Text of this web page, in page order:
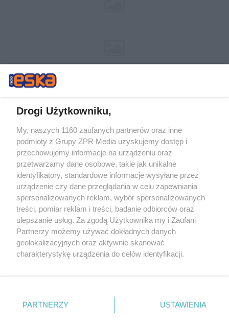
Żaden utwór zamieszczony w serwisie nie może być powielany i
rozpowszechniany lub dalej rozpowszechniany w jakikolwiek sposób (w
tym także elektroniczny lub mechaniczny) na jakimkolwiek polu
eksploatacji w jakiejkolwiek formie, włącznie z umieszczaniem w
Internecie bez pisemnej zgody właściciela praw. Jakiekolwiek użycie lub
wykorzystanie utworów w całości lub w części z naruszeniem prawa,
tzn. bez właściwej zgody, jest zabronione pod groźbą kary i może być
ścigane prawnie.
Drogi Użytkowniku,
My, naszych 1160 zaufanych partnerów oraz inne
podmioty z Grupy ZPR Media uzyskujemy dostęp i
przechowujemy informacje na urządzeniu oraz
przetwarzamy dane osobowe, takie jak unikalne
identyfikatory, standardowe informacje wysyłane przez
urządzenie czy dane przeglądania w celu zapewniania
spersonalizowanych reklam, wybór spersonalizowanych
treści, pomiar reklam i treści, badanie odbiorców oraz
ulepszanie usług. Za zgodą Użytkownika my i Zaufani
Partnerzy możemy używać dokładnych danych
geolokalizacyjnych oraz aktywnie skanować
charakterystykę urządzenia do celów identyfikacji.
zmienić/wycofać klikając przycisk ustawień prywatności
znajdujący się w lewym dolnym rogu strony
PARTNERZY USTAWIENIA